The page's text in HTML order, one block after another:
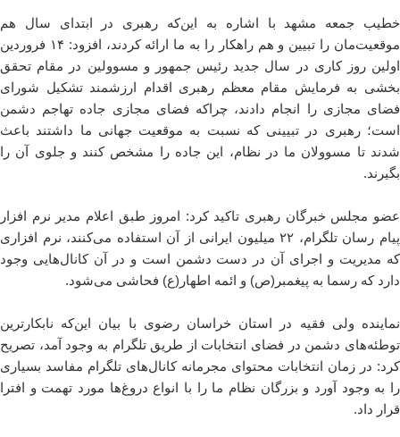
خطیب جمعه مشهد با اشاره به این‌که رهبری در ابتدای سال هم
موقعیت‌مان را تبیین و هم راهکار را به ما ارائه کردند، افزود: ۱۴ فروردین
اولین روز کاری در سال جدید رئیس جمهور و مسوولین در مقام تحقق
بخشی به فرمایش مقام معظم رهبری اقدام ارزشمند تشکیل شورای
فضای مجازی را انجام دادند، چراکه فضای مجازی جاده تهاجم دشمن
است؛ رهبری در تبیینی که نسبت به موقعیت جهانی ما داشتند باعث
شدند تا مسوولان ما در نظام، این جاده را مشخص کنند و جلوی آن را
بگیرند.
عضو مجلس خبرگان رهبری تاکید کرد: امروز طبق اعلام مدیر نرم افزار
پیام رسان تلگرام، ۲۲ میلیون ایرانی از آن استفاده می‌کنند، نرم افزاری
که مدیریت و اجرای آن در دست دشمن است و در آن کانال‌هایی وجود
دارد که رسما به پیغمبر(ص) و ائمه اطهار(ع) فحاشی می‌شود.
نماینده ولی فقیه در استان خراسان رضوی با بیان این‌که نابکارترین
توطئه‌های دشمن در فضای انتخابات از طریق تلگرام به وجود آمد، تصریح
کرد: در زمان انتخابات محتوای مجرمانه کانال‌های تلگرام مفاسد بسیاری
را به وجود آورد و بزرگان نظام ما را با انواع دروغ‌ها مورد تهمت و افترا
قرار داد.